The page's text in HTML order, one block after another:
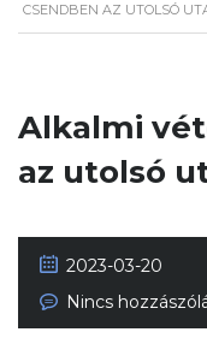
CSENDBEN AZ UTOLSÓ
Alkalmi
az utolsó
2023-03-20
Nincs